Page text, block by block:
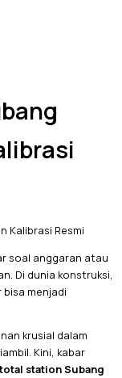
soal anggaran atau
Di dunia konstruksi,
menjadi
krusial dalam
Kini, kabar
station Subang